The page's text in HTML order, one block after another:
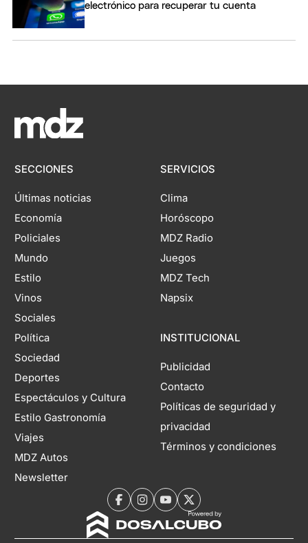
electrónico para recuperar tu cuenta
SECCIONES
Últimas noticias
Economía
Policiales
Mundo
Estilo
Vinos
Sociales
Política
Sociedad
Deportes
Espectáculos y Cultura
Estilo Gastronomía
Viajes
MDZ Autos
Newsletter
SERVICIOS
Clima
Horóscopo
MDZ Radio
Juegos
MDZ Tech
Napsix
INSTITUCIONAL
Publicidad
Contacto
Políticas de seguridad y
privacidad
Términos y condiciones